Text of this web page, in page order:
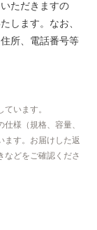
ただきますの
します。なお、
所、電話番号等
います。
様（規格、容量、
ます。お届けした返
などをご確認くださ